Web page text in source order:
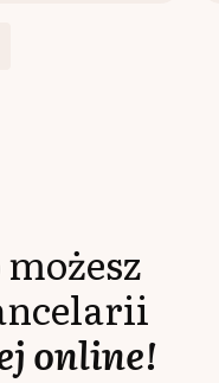
online!